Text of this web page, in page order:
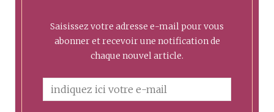
Saisissez votre adresse e-mail pour vous
abonner et recevoir une notification de
chaque nouvel article.